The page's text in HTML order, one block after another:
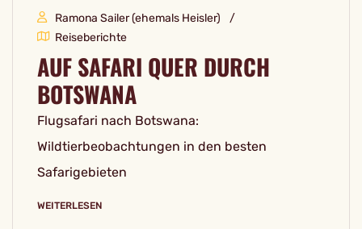
Ramona Sailer (ehemals Heisler)
Reiseberichte
AUF SAFARI QUER DURCH
BOTSWANA
Flugsafari nach Botswana:
Wildtierbeobachtungen in den besten
Safarigebieten
WEITERLESEN